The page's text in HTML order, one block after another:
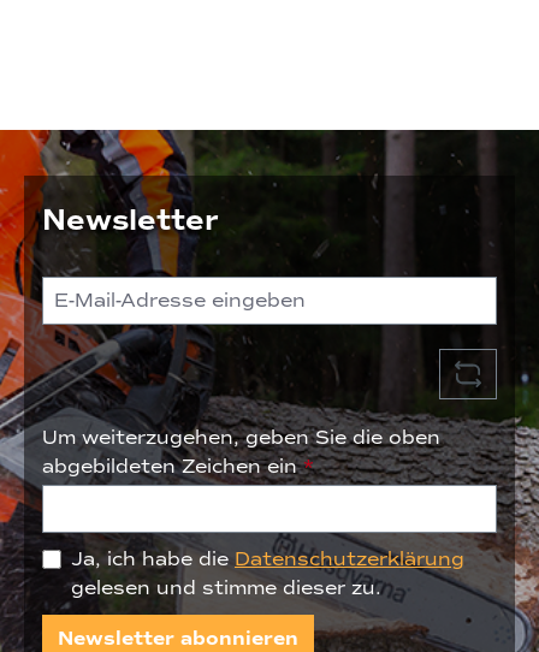
Newsletter
Um weiterzugehen, geben Sie die oben
abgebildeten Zeichen ein*
Ja, ich habe die Datenschutzerklärung
gelesen und stimme dieser zu.
Newsletter abonnieren